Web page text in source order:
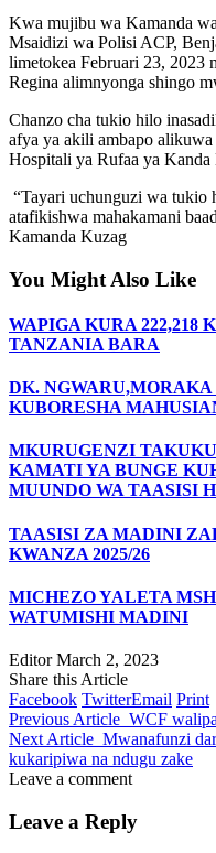
Kwa mujibu wa Kamanda
Msaidizi wa Polisi ACP,
limetokea Februari 23, 2023
Regina alimnyonga shingo
Chanzo cha tukio hilo
afya ya akili ambapo
Hospitali ya Rufaa ya
“Tayari uchunguzi wa tukio
atafikishwa mahakamani
Kamanda Kuzag
You Might Also Like
WAPIGA KURA 222,218
TANZANIA BARA
DK.
KUBORESHA
MKURUGENZI
KAMATI YA BUNGE
MUUNDO WA TAASISI
TAASISI ZA MADINI
KWANZA 2025/26
MICHEZO YALETA
WATUMISHI MADINI
Editor March 2, 2023
Share this Article
Facebook TwitterEmail Print
Previous Article WCF
Next Article Mwanafunzi
kukaripiwa na ndugu zake
Leave a comment
Leave a Reply